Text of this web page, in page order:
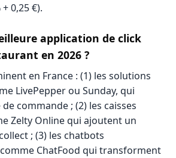
0,25 €).
application de click
en 2026 ?
en France : (1) les solutions
LivePepper ou Sunday, qui
commande ; (2) les caisses
Zelty Online qui ajoutent un
; (3) les chatbots
ChatFood qui transforment